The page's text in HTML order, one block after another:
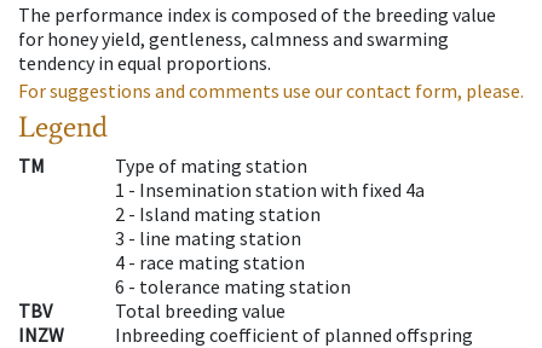
The performance index is composed of the breeding value
for honey yield, gentleness, calmness and swarming
tendency in equal proportions.
For suggestions and comments use our contact form, please.
Legend
TM
Type of mating station
1 - Insemination station with fixed 4a
2 - Island mating station
3 - line mating station
4 - race mating station
6 - tolerance mating station
TBV
Total breeding value
INZW
Inbreeding coefficient of planned offspring